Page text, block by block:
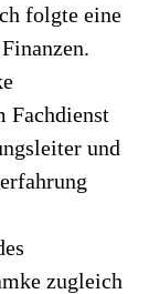
folgte eine
Fachdienst
und
zugleich